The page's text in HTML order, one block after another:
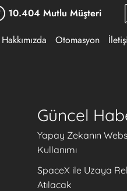
10.404 Mutlu Müşteri
Hakkımızda Otomasyon
Güncel
Yapay Zekanın
Kullanımı
SpaceX ile Uzaya
Atılacak